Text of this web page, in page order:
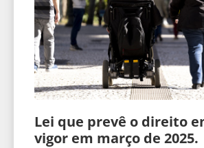
Lei que prevê o direito
vigor em março de 2025.